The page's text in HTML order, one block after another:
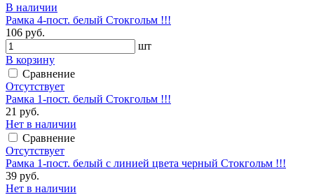
В наличии
Рамка 4-пост. белый Стокгольм !!!
106 руб.
шт
В корзину
Сравнение
Отсутствует
Рамка 1-пост. белый Стокгольм !!!
21 руб.
Нет в наличии
Сравнение
Отсутствует
Рамка 1-пост. белый с линией цвета черный Стокгольм !!!
39 руб.
Нет в наличии